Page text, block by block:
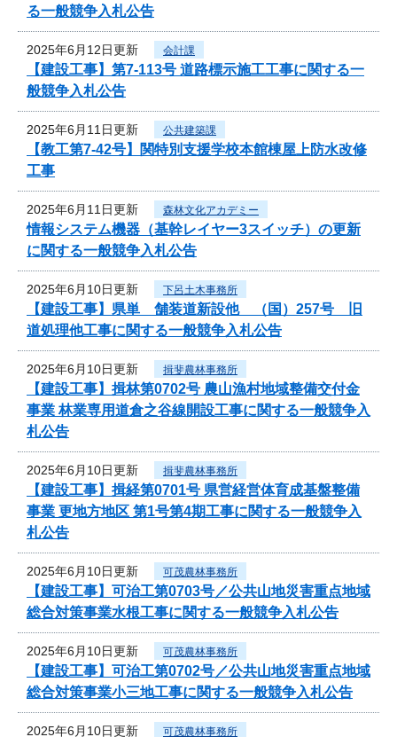
る一般競争入札公告
2025年6月12日更新 会計課
【建設工事】第7-113号 道路標示施工工事に関する一
般競争入札公告
2025年6月11日更新 公共建築課
【教工第7-42号】関特別支援学校本館棟屋上防水改修
工事
2025年6月11日更新 森林文化アカデミー
情報システム機器（基幹レイヤー3スイッチ）の更新
に関する一般競争入札公告
2025年6月10日更新 下呂土木事務所
【建設工事】県単 舗装道新設他 （国）257号 旧
道処理他工事に関する一般競争入札公告
2025年6月10日更新 揖斐農林事務所
【建設工事】揖林第0702号 農山漁村地域整備交付金
事業 林業専用道倉之谷線開設工事に関する一般競争入
札公告
2025年6月10日更新 揖斐農林事務所
【建設工事】揖経第0701号 県営経営体育成基盤整備
事業 更地方地区 第1号第4期工事に関する一般競争入
札公告
2025年6月10日更新 可茂農林事務所
【建設工事】可治工第0703号／公共山地災害重点地域
総合対策事業水根工事に関する一般競争入札公告
2025年6月10日更新 可茂農林事務所
【建設工事】可治工第0702号／公共山地災害重点地域
総合対策事業小三地工事に関する一般競争入札公告
2025年6月10日更新 可茂農林事務所